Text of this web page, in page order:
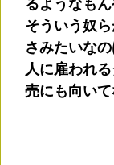
るようなも
そういう奴
さみたいな
人に雇われ
売にも向い